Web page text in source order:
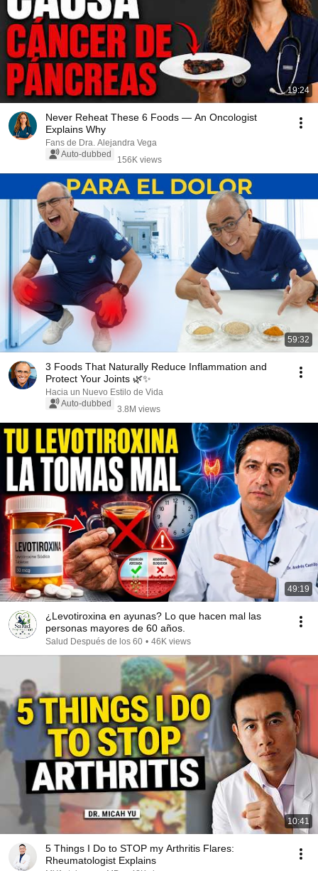
19:24
Never Reheat These 6 Foods — An Oncologist
Explains Why
Fans de Dra. Alejandra Vega
Auto-dubbed
156K views
59:32
3 Foods That Naturally Reduce Inflammation and
Protect Your Joints 🌿✨
Hacia un Nuevo Estilo de Vida
Auto-dubbed
3.8M views
49:19
¿Levotiroxina en ayunas? Lo que hacen mal las
personas mayores de 60 años.
Salud Después de los 60 • 46K views
10:41
5 Things I Do to STOP my Arthritis Flares:
Rheumatologist Explains